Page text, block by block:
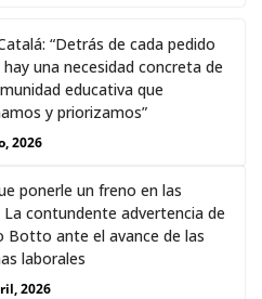
“Detrás de cada pedido
hay una necesidad concreta de
educativa que
y priorizamos”
2026
ponerle un freno en las
La contundente advertencia de
Botto ante el avance de las
laborales
2026